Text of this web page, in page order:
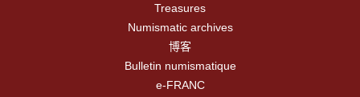
Treasures
Numismatic archives
博客
Bulletin numismatique
e-FRANC